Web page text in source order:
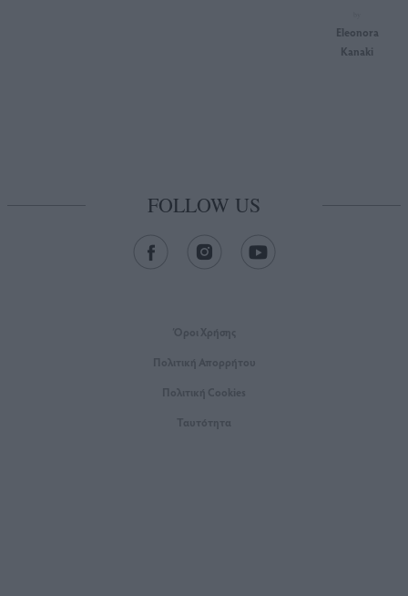
Eleonora
Kanaki
FOLLOW US
Όροι Xρήσης
Πολιτική Απορρήτου
Πολιτική Cookies
Ταυτότητα